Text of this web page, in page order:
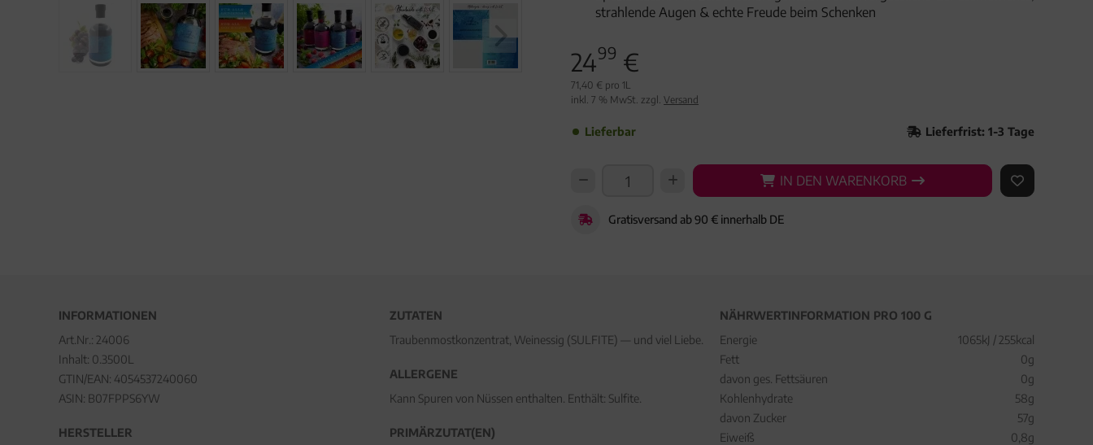
strahlende Augen & echte Freude beim Schenken
2499 €
71,40 € pro 1L
inkl. 7 % MwSt. zzgl. Versand
Lieferbar Lieferfrist: 1-3 Tage
IN DEN WARENKORB
IN DEN WARENKORB AUF DEN
Gratisversand ab 90 € innerhalb DE
INFORMATIONEN
Art.Nr.: 24006
Inhalt: 0.3500L
GTIN/EAN: 4054537240060
ASIN: B07FPPS6YW
HERSTELLER
ZUTATEN
Traubenmostkonzentrat, Weinessig (SULFITE) — und viel Liebe.
ALLERGENE
Kann Spuren von Nüssen enthalten. Enthält: Sulfite.
PRIMÄRZUTAT(EN)
NÄHRWERTINFORMATION PRO 100 G
Energie
1065kJ / 255kcal
Fett
0g
davon ges. Fettsäuren
0g
Kohlenhydrate
58g
davon Zucker
57g
Eiweiß
0,8g